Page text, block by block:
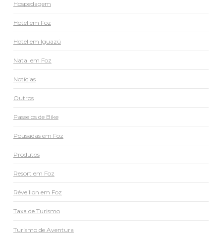
Hospedagem
Hotel em Foz
Hotel em Iguazú
Natal em Foz
Notícias
Outros
Passeios de Bike
Pousadas em Foz
Produtos
Resort em Foz
Réveillon em Foz
Taxa de Turismo
Turismo de Aventura